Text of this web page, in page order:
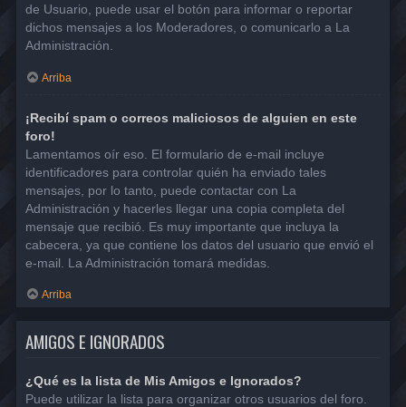
de Usuario, puede usar el botón para informar o reportar
dichos mensajes a los Moderadores, o comunicarlo a La
Administración.
Arriba
¡Recibí spam o correos maliciosos de alguien en este
foro!
Lamentamos oír eso. El formulario de e-mail incluye
identificadores para controlar quién ha enviado tales
mensajes, por lo tanto, puede contactar con La
Administración y hacerles llegar una copia completa del
mensaje que recibió. Es muy importante que incluya la
cabecera, ya que contiene los datos del usuario que envió el
e-mail. La Administración tomará medidas.
Arriba
AMIGOS E IGNORADOS
¿Qué es la lista de Mis Amigos e Ignorados?
Puede utilizar la lista para organizar otros usuarios del foro.